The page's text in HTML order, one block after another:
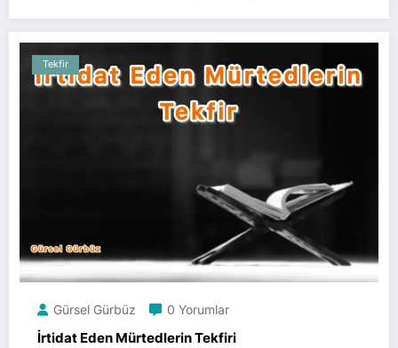
Tekfir
Gürsel Gürbüz 0 Yorumlar
İrtidat Eden Mürtedlerin Tekfiri